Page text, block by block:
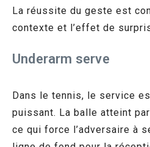
La réussite du geste est
contexte et l’effet de
Underarm serve
Dans le tennis, le service
puissant. La balle atteint
ce qui force l’adversaire à